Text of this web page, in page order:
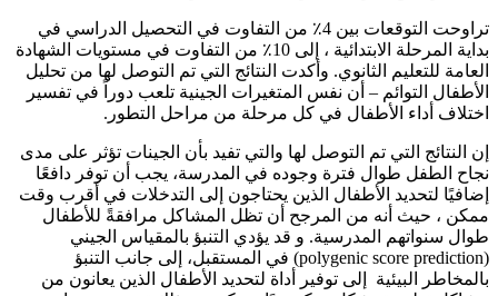
تراوحت التوقعات بين 4٪ من التفاوت في التحصيل الدراسي في
بداية المرحلة الابتدائية ، إلى 10٪ من التفاوت في مستويات الشهادة
العامة للتعليم الثانوي. وأكدت النتائج التي تم التوصل لها من تحليل
الأطفال التوائم – أن نفس المتغيرات الجينية تلعب دوراً في تفسير
اختلاف أداء الأطفال في كل مرحلة من مراحل التطور.
إن النتائج التي تم التوصل لها والتي تفيد بأن الجينات تؤثر على مدى
نجاح الطفل طوال فترة وجوده في المدرسة، يجب أن توفر دافعًا
إضافيًا لتحديد الأطفال الذين يحتاجون إلى التدخلات في أقرب وقت
ممكن ، حيث أنه من المرجح أن تظل المشاكل مرافقةً للأطفال
طوال سنواتهم المدرسية. و قد يؤدي التنبؤ بالمقياس الجيني
(polygenic score prediction) في المستقبل، إلى جانب التنبؤ
بالمخاطر البيئية إلى توفير أداة لتحديد الأطفال الذين يعانون من